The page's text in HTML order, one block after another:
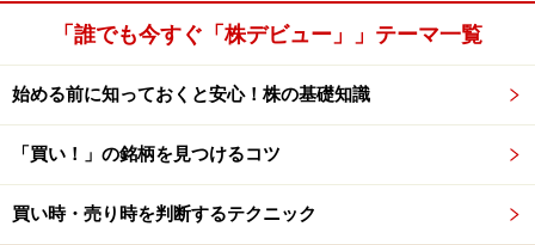
「誰でも今すぐ「株デビュー」」テーマ一覧
始める前に知っておくと安心！株の基礎知識
「買い！」の銘柄を見つけるコツ
買い時・売り時を判断するテクニック